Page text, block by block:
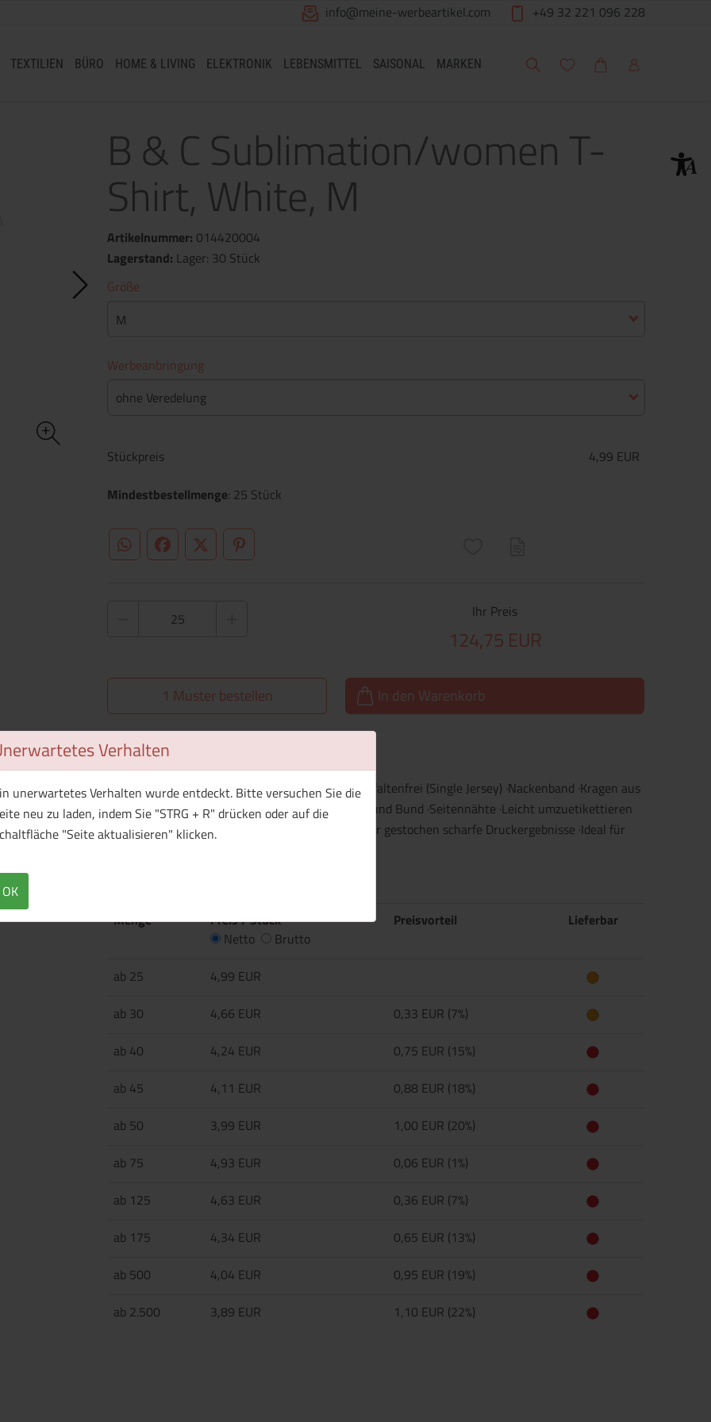
Verhalten
unerwartetes Verhalten wurde entdeckt. Bitte versuchen Sie die
neu zu laden, indem Sie "STRG + R" drücken oder auf die
"Seite aktualisieren" klicken.
OK
info@meine-werbeartikel.com +49 32 221 096 228
TEXTILIEN BÜRO HOME & LIVING ELEKTRONIK LEBENSMITTEL SAISONAL MARKEN Suche Meine Wunschliste
WarenkorbMein Account
B & C Sublimation/women T-
Shirt, White, M
Artikelnummer: 014420004
Lagerstand: Lager: 30 Stück
Größe
M
Werbeanbringung
ohne Veredelung
Stückpreis
4,99 EUR
Mindestbestellmenge: 25 Stück
WhatsApp (#[creator\plugin\share\core\structs\SocialSharingServiceSettings]:only_chrome#)
FacebookTwitter (#[creator\plugin\share\core\structs\SocialSharingServiceSettings]:formaly_twitter#)
Pinterest
Ihr Preis
124,75 EUR
1 Muster bestellen In den Warenkorb
Überblick
·140 g/m ·100% Polyester ·Langlebig, flexibel und faltenfrei (Single Jersey) ·Nackenband ·Kragen aus
T-Shirt-Material ·Doppelnaht an Ärmelabschluss und Bund ·Seitennähte ·Leicht umzuetikettieren
·Besonders weiche und ebenmäßige Oberfläche für gestochen scharfe Druckergebnisse ·Ideal für
Menge
Preis / Stück
Netto
Brutto
Preisvorteil Lieferbar
ab 25
4,99 EUR
ab 30
4,66 EUR
0,33 EUR (7%)
ab 40
4,24 EUR
0,75 EUR (15%)
ab 45
4,11 EUR
0,88 EUR (18%)
ab 50
3,99 EUR
1,00 EUR (20%)
ab 75
4,93 EUR
0,06 EUR (1%)
ab 125
4,63 EUR
0,36 EUR (7%)
ab 175
4,34 EUR
0,65 EUR (13%)
ab 500
4,04 EUR
0,95 EUR (19%)
ab 2.500
3,89 EUR 1,10 EUR (22%)